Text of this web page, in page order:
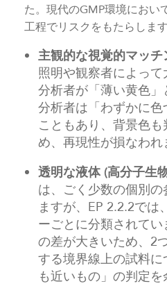
た。現代のGMP環境におい
工程でリスクをもたらします
主観的な視覚的マッチ
照明や観察者によっ
分析者が「薄い黄色
分析者は「わずかに
こともあり、背景色
め、再現性が損なわれ
透明な液体 (高分子生
は、ごく少数の個別
ますが、EP 2.2.2では
ーごとに分類されて
の差が大きいため、2
する境界線上の試料
も近いもの」の判定を